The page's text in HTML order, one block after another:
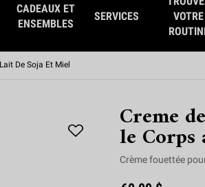
CADEAUX ET
ENSEMBLES
SERVICES
VOTRE
De Soja Et Miel
Creme
le Corps
Crème fouettée